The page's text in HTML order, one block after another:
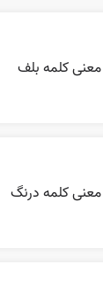
معنی کلمه بلف
معنی کلمه درنگ